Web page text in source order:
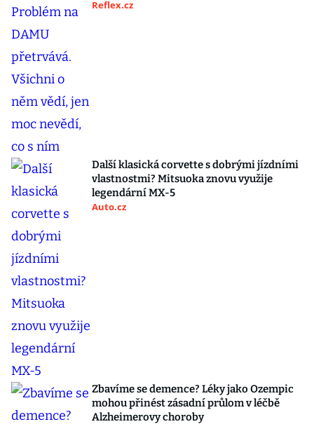
Reflex.cz
Další klasická corvette s dobrými jízdními
vlastnostmi? Mitsuoka znovu využije
legendární MX-5
Auto.cz
Zbavíme se demence? Léky jako Ozempic
mohou přinést zásadní průlom v léčbě
Alzheimerovy choroby